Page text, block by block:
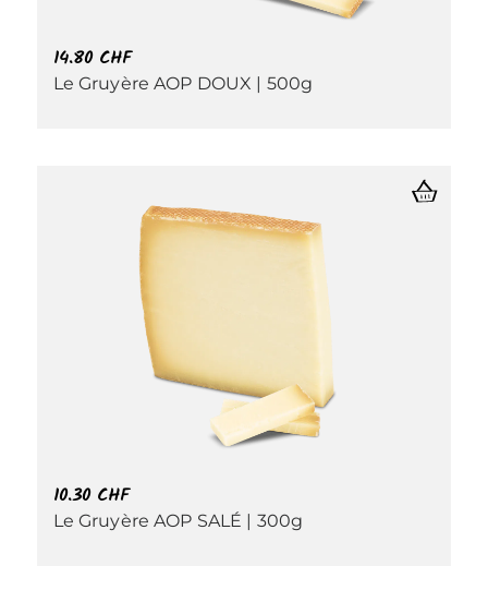
14.80 CHF
Le Gruyère AOP DOUX | 500g
10.30 CHF
Le Gruyère AOP SALÉ | 300g